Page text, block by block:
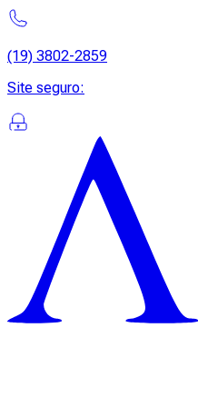
(19) 3802-2859
Site seguro: